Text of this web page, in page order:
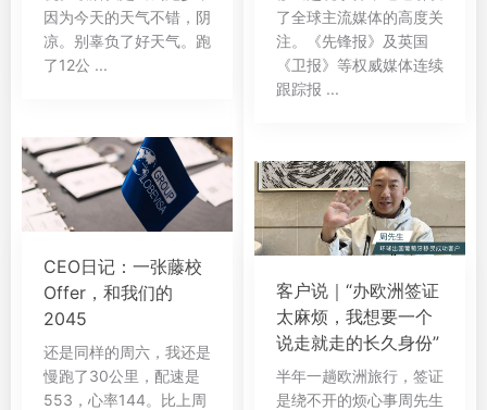
因为今天的天气不错，阴
凉。别辜负了好天气。跑
了12公 ...
CEO日记：一张藤校
Offer，和我们的
2045
还是同样的周六，我还是
慢跑了30公里，配速是
553，心率144。比上周
了全球主流媒体的高度关
注。《先锋报》及英国
《卫报》等权威媒体连续
跟踪报 ...
客户说｜“办欧洲签证
太麻烦，我想要一个
说走就走的长久身份”
半年一趟欧洲旅行，签证
是绕不开的烦心事周先生